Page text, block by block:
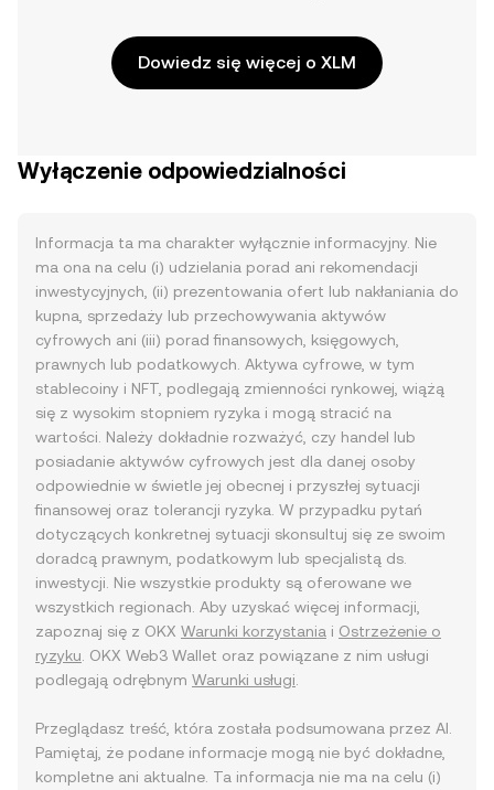
Dowiedz się więcej o XLM
Wyłączenie odpowiedzialności
Informacja ta ma charakter wyłącznie informacyjny. Nie
ma ona na celu (i) udzielania porad ani rekomendacji
inwestycyjnych, (ii) prezentowania ofert lub nakłaniania do
kupna, sprzedaży lub przechowywania aktywów
cyfrowych ani (iii) porad finansowych, księgowych,
prawnych lub podatkowych. Aktywa cyfrowe, w tym
stablecoiny i NFT, podlegają zmienności rynkowej, wiążą
się z wysokim stopniem ryzyka i mogą stracić na
wartości. Należy dokładnie rozważyć, czy handel lub
posiadanie aktywów cyfrowych jest dla danej osoby
odpowiednie w świetle jej obecnej i przyszłej sytuacji
finansowej oraz tolerancji ryzyka. W przypadku pytań
dotyczących konkretnej sytuacji skonsultuj się ze swoim
doradcą prawnym, podatkowym lub specjalistą ds.
inwestycji. Nie wszystkie produkty są oferowane we
wszystkich regionach. Aby uzyskać więcej informacji,
zapoznaj się z OKX Warunki korzystania i Ostrzeżenie o
ryzyku . OKX Web3 Wallet oraz powiązane z nim usługi
podlegają odrębnym Warunki usługi
Przeglądasz treść, która została podsumowana przez AI.
Pamiętaj, że podane informacje mogą nie być dokładne,
kompletne ani aktualne. Ta informacja nie ma na celu (i)